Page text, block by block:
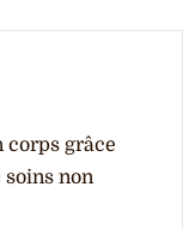
corps grâce
soins non